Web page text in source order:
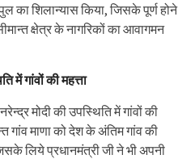
का शिलान्यास किया, जिसके पूर्ण होने
क्षेत्र के नागरिकों का आवागमन
में गांवों की महत्ता
मोदी की उपस्थिति में गांवों की
गांव माणा को देश के अंतिम गांव की
लिये प्रधानमंत्री जी ने भी अपनी